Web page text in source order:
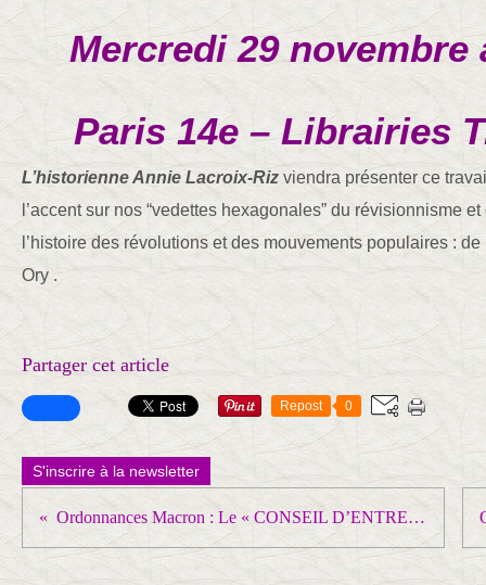
Mercredi 29 novembre
Paris 14e – Librairies
L’historienne Annie Lacroix-Riz viendra présenter ce
l’accent sur nos “vedettes hexagonales” du révisionnisme
l’histoire des révolutions et des mouvements populaires :
Ory .
Partager cet article
Repost 0
S'inscrire à la newsletter
Ordonnances Macron : Le « CONSEIL D’ENTREPRISE », cette ARME PATRONALE vient d'être aggravée par les députés et le lobby CFDT !